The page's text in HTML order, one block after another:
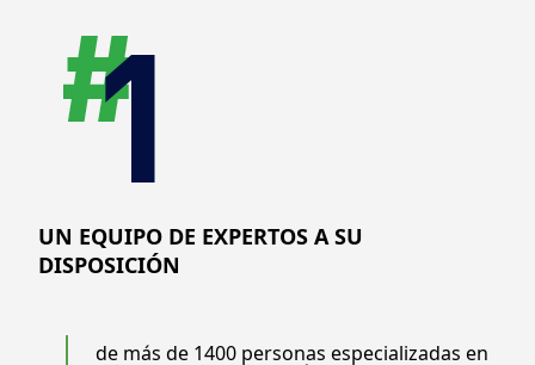
UN EQUIPO DE EXPERTOS A SU
DISPOSICIÓN
de más de 1400 personas especializadas en